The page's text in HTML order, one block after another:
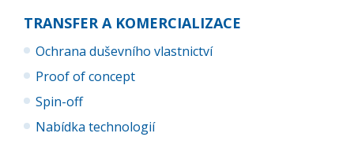
TRANSFER A KOMERCIALIZACE
Ochrana duševního vlastnictví
Proof of concept
Spin-off
Nabídka technologií